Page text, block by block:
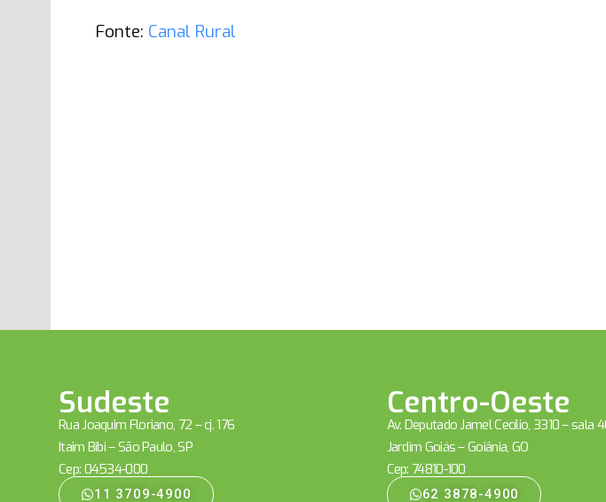
Fonte: Canal Rural
Sudeste
Rua Joaquim Floriano, 72 – cj. 176
Itaim Bibi – São Paulo, SP
Cep: 04534-000
11 3709-4900
Centro-Oeste
Av. Deputado Jamel Cecílio, 3310 – sala
Jardim Goiás – Goiânia, GO
Cep: 74810-100
62 3878-4900